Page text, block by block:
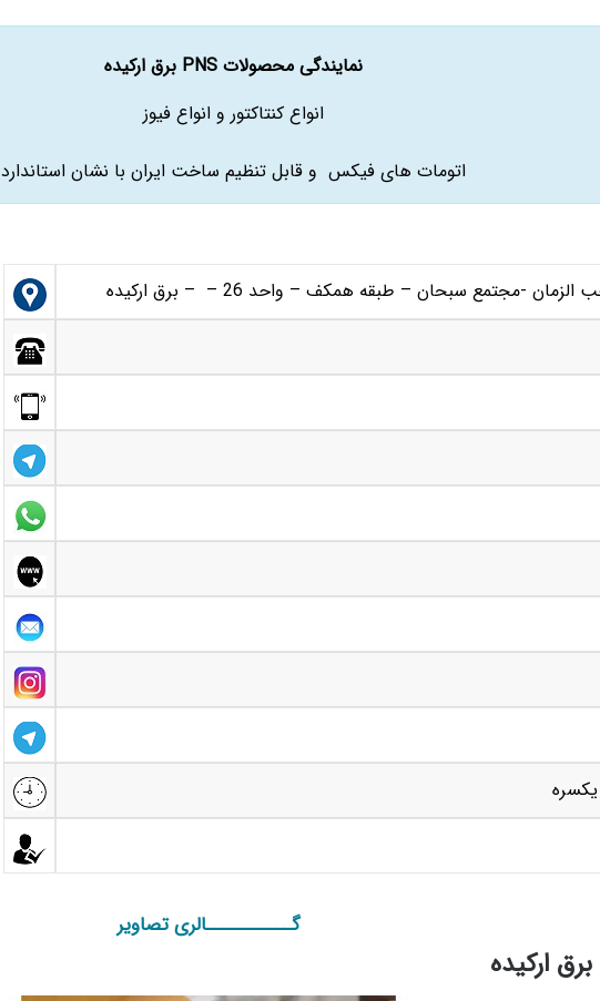
نمایندگی محصولات PNS برق ارکیده
انواع کنتاکتور و انواع فیوز
اتومات های فیکس و قابل تنظیم ساخت ایران با نشان استاندارد
-مجتمع سبحان – طبقه همکف – واحد 26 – – برق ارکيده
گـــــــــــالری تصاویر